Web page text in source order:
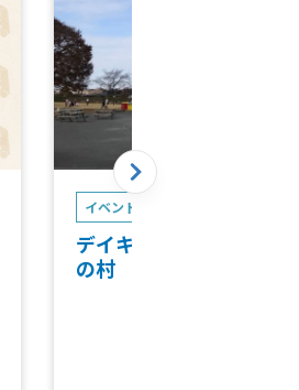
イベント
デイキャンプイベント＠
の村